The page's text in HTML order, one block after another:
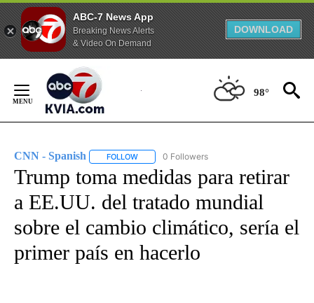
ABC-7 News App
Breaking News Alerts
& Video On Demand
DOWNLOAD
Content
98°
CNN - Spanish FOLLOW FOLLOW "CNN - SPANISH" TO RECEIVE
0 Followers
Trump toma medidas para retirar
a EE.UU. del tratado mundial
sobre el cambio climático, sería el
primer país en hacerlo